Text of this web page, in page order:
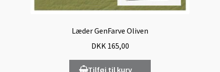
Læder GenFarve Oliven
DKK165,00
Tilføj til kurv